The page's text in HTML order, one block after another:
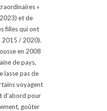
»
et de
filles qui ont
2015 / 2020).
en 2008
de pays,
lasse pas de
voyagent
d’abord pour
goûter